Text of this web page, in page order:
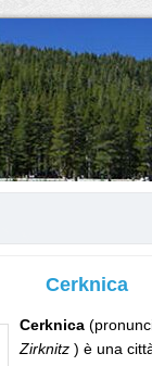
Cerknica
Cerknica
Zirknitz ) è una